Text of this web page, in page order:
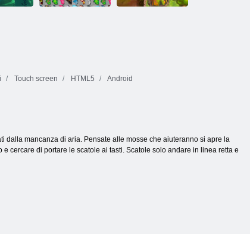
Touch screen HTML5 Android
dalla mancanza di aria. Pensate alle mosse che aiuteranno si apre la
cercare di portare le scatole ai tasti. Scatole solo andare in linea retta e